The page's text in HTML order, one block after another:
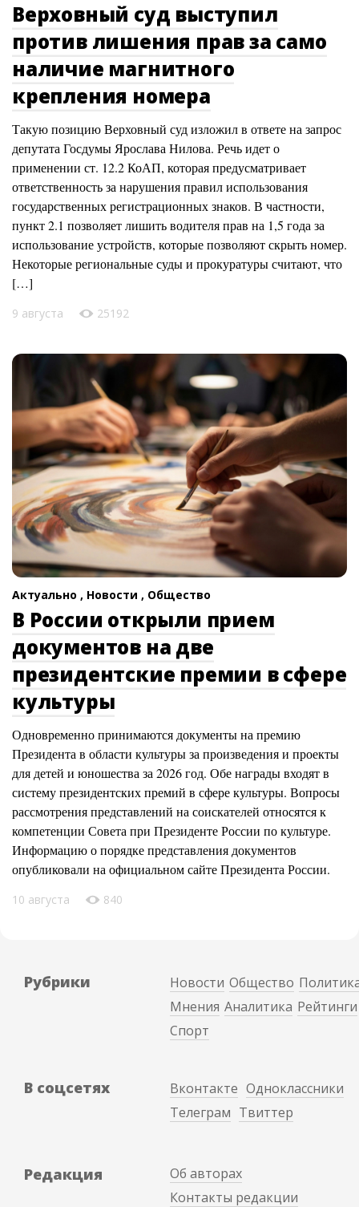
Верховный суд выступил
против лишения прав за само
наличие магнитного
крепления номера
Такую позицию Верховный суд изложил в ответе на запрос
депутата Госдумы Ярослава Нилова. Речь идет о
применении ст. 12.2 КоАП, которая предусматривает
ответственность за нарушения правил использования
государственных регистрационных знаков. В частности,
пункт 2.1 позволяет лишить водителя прав на 1,5 года за
использование устройств, которые позволяют скрыть номер.
Некоторые региональные суды и прокуратуры считают, что
[…]
9 августа 25192
Актуально , Новости , Общество
В России открыли прием
документов на две
президентские премии в сфере
культуры
Одновременно принимаются документы на премию
Президента в области культуры за произведения и проекты
для детей и юношества за 2026 год. Обе награды входят в
систему президентских премий в сфере культуры. Вопросы
рассмотрения представлений на соискателей относятся к
компетенции Совета при Президенте России по культуре.
Информацию о порядке представления документов
опубликовали на официальном сайте Президента России.
10 августа 840
Рубрики Новости Общество
Мнения Аналитика Рейтинги
Спорт
В соцсетях Вконтакте Одноклассники
Телеграм Твиттер
Редакция
Об авторах
Контакты редакции